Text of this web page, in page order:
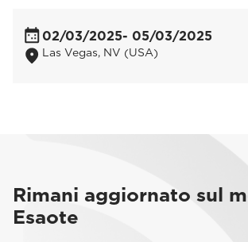
02/03/2025- 05/03/2025
Las Vegas, NV (USA)
Rimani aggiornato sul
Esaote